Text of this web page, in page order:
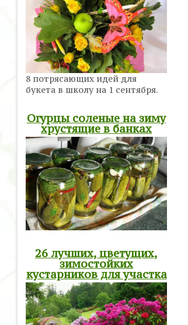
8 потрясающих идей для
букета в школу на 1 сентября.
Огурцы соленые на зиму
хрустящие в банках
26 лучших, цветущих,
зимостойких
кустарников для участка